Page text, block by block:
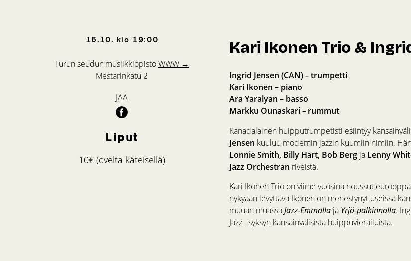
15.10. klo 19:00
Turun seudun musiikkiopistoWWW →
Mestarinkatu 2
JAA
Liput
10€ (ovelta käteisellä)
Kari Ikonen Trio &
Ingrid Jensen (CAN) – trumpetti
Kari Ikonen – piano
Ara Yaralyan – basso
Markku Ounaskari – rummut
Kanadalainen huipputrumpetisti esiintyy
Jensen kuuluu modernin jazzin kuumiin nimiin.
Lonnie Smith, Billy Hart, Bob Berg jaLenny
Jazz Orchestran riveistä.
Kari Ikonen Trio on viime vuosina noussut
nykyään levyttävä Ikonen on menestynyt useissa
muuan muassa Jazz-Emmalla jaYrjö-palkinnolla.
Jazz –syksyn kansainvälisistä huippuvierailuista.